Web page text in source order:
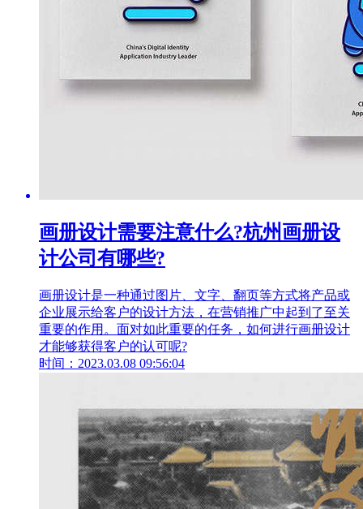
画册设计需要注意什么?杭州画册设
计公司有哪些?
画册设计是一种通过图片、文字、翻页等方式将产品或
企业展示给客户的设计方法，在营销推广中起到了至关
重要的作用。面对如此重要的任务，如何进行画册设计
才能够获得客户的认可呢?
时间：2023.03.08 09:56:04